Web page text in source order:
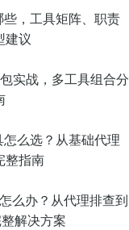
，工具矩阵、职责
建议
实战，多工具组合分
么选？从基础代理
整指南
么办？从代理排查到
解决方案